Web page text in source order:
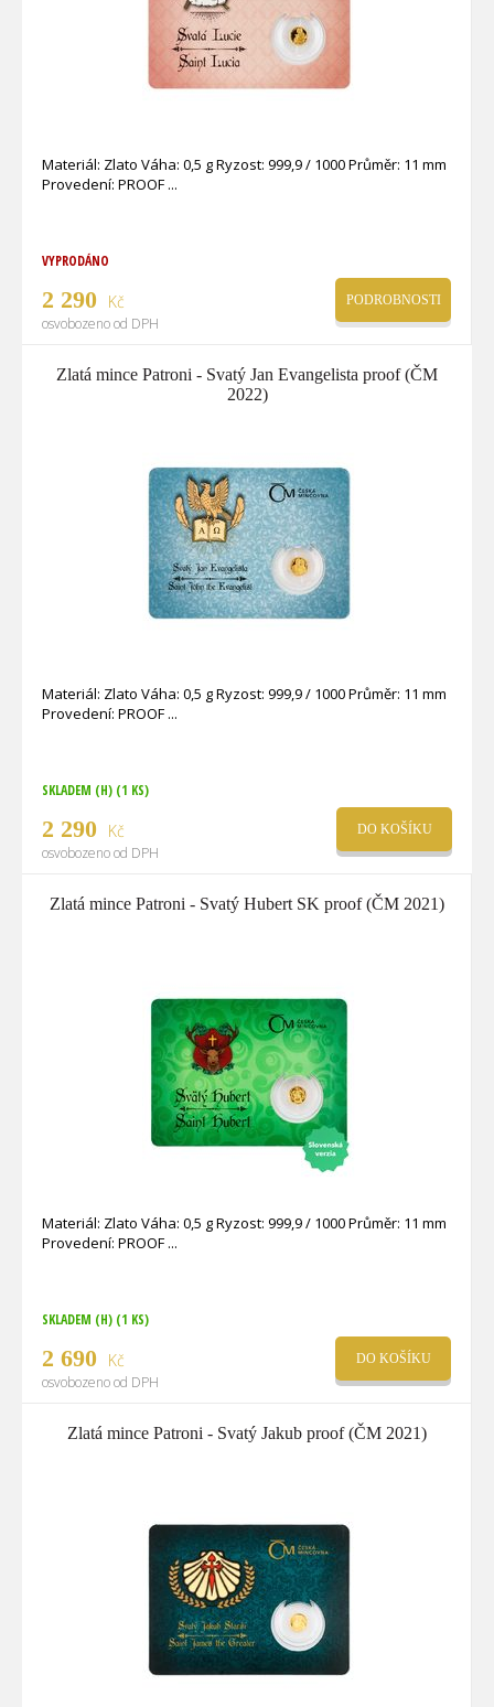
Materiál: Zlato Váha: 0,5 g Ryzost: 999,9 / 1000 Průměr: 11 mm
Provedení: PROOF
VYPRODÁNO
2 290 Kč
osvobozeno od DPH
PODROBNOSTI
Zlatá mince Patroni - Svatý Jan Evangelista proof (ČM
2022)
Materiál: Zlato Váha: 0,5 g Ryzost: 999,9 / 1000 Průměr: 11 mm
Provedení: PROOF
SKLADEM (H) (1 KS)
2 290 Kč
osvobozeno od DPH
DO KOŠÍKU
Zlatá mince Patroni - Svatý Hubert SK proof (ČM 2021)
Materiál: Zlato Váha: 0,5 g Ryzost: 999,9 / 1000 Průměr: 11 mm
Provedení: PROOF
SKLADEM (H) (1 KS)
2 690 Kč
osvobozeno od DPH
DO KOŠÍKU
Zlatá mince Patroni - Svatý Jakub proof (ČM 2021)